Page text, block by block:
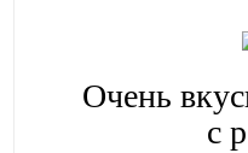
Очень
с